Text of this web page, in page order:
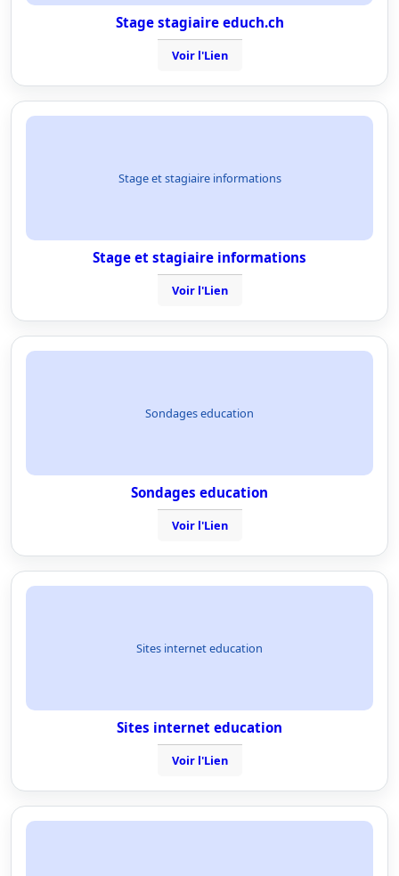
Stage stagiaire educh.ch
Voir l'Lien
Stage et stagiaire informations
Stage et stagiaire informations
Voir l'Lien
Sondages education
Sondages education
Voir l'Lien
Sites internet education
Sites internet education
Voir l'Lien